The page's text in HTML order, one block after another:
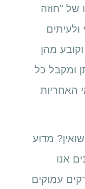
של "חוזה
ולעיתים
מהן
ומקבל כל
האחריות
מדוע
אנו
עמוקים